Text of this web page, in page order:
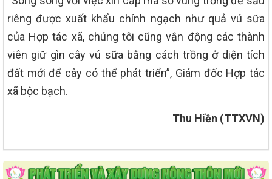
riêng được xuất khẩu chính ngạch như quả vú sữa
của Hợp tác xã, chúng tôi cũng vận động các thành
viên giữ gìn cây vú sữa bằng cách trồng ở diện tích
đất mới để cây có thể phát triển”, Giám đốc Hợp tác
xã bộc bạch.
Thu Hiền (TTXVN)